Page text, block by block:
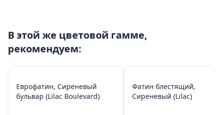
В этой же цветовой гамме,
рекомендуем:
Еврофатин, Сиреневый
бульвар (Lilac Boulevard)
Фатин блестящий,
Сиреневый (Lilac)